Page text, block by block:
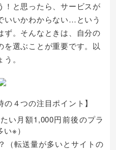
！と思ったら、サービスが
いいかわからない…という
ず。そんなときは、自分の
選ぶことが重要です。以
。
の４つの注目ポイント】
い月額1,000円前後のプラ
※）
（転送量が多いとサイトの